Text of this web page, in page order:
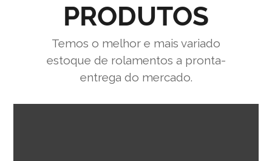
PRODUTOS
Temos o melhor e mais variado
estoque de rolamentos a pronta-
entrega do mercado.